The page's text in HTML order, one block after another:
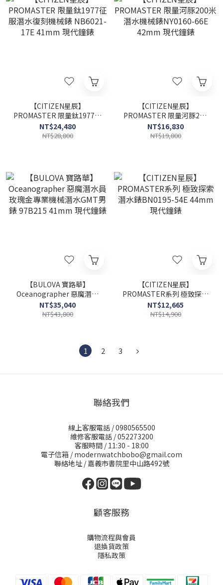
【CITIZEN星辰】
PROMASTER 限量鈦1977征
服潛水復刻機械錶 NB6021-
17E 41mm 現代鐘錶
NT$24,480
NT$28,800
【CITIZEN星辰】
PROMASTER 限量河豚200
米潛水機械錶NY0160-66E
42mm 現代鐘錶
NT$16,830
NT$19,800
【BULOVA 寶路華】
Oceanographer 惡魔潛水
員玫瑰金專業機械潛水GMT
男錶 97B215 41mm 現代鐘
NT$35,040
NT$43,800
【CITIZEN星辰】
PROMASTER系列 極致探索
潛水錶BN0195-54E 44mm
現代鐘錶
NT$12,665
NT$14,900
1 2 3
聯絡我們
線上客服電話 / 0980565500
維修客服電話 / 052273200
客服時間 / 11:30 - 18:00
電子信箱 / modernwatchbobo@gmail.com
聯絡地址 / 嘉義市書院里中山路492號
顧客服務
購物流程與會員
退換貨政策
隱私政策